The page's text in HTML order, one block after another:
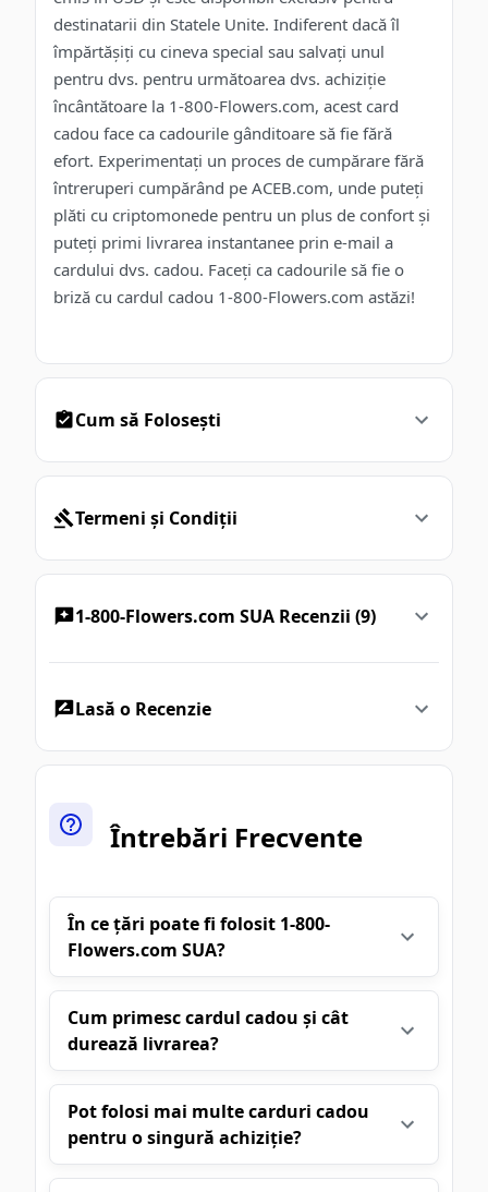
destinatarii din Statele Unite. Indiferent dacă îl
împărtășiți cu cineva special sau salvați unul
pentru dvs. pentru următoarea dvs. achiziție
încântătoare la 1-800-Flowers.com, acest card
cadou face ca cadourile gânditoare să fie fără
efort. Experimentați un proces de cumpărare fără
întreruperi cumpărând pe ACEB.com, unde puteți
plăti cu criptomonede pentru un plus de confort și
puteți primi livrarea instantanee prin e-mail a
cardului dvs. cadou. Faceți ca cadourile să fie o
briză cu cardul cadou 1-800-Flowers.com astăzi!
Cum să Folosești
Termeni și Condiții
1-800-Flowers.com SUA Recenzii (9)
Lasă o Recenzie
Întrebări Frecvente
În ce țări poate fi folosit 1-800-
Flowers.com SUA?
Cum primesc cardul cadou și cât
durează livrarea?
Pot folosi mai multe carduri cadou
pentru o singură achiziție?